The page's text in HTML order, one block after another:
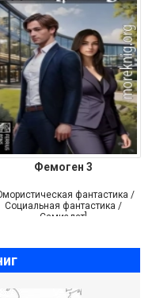
Фемоген 3
фантастика /
Социальная фантастика /
Самиздат]